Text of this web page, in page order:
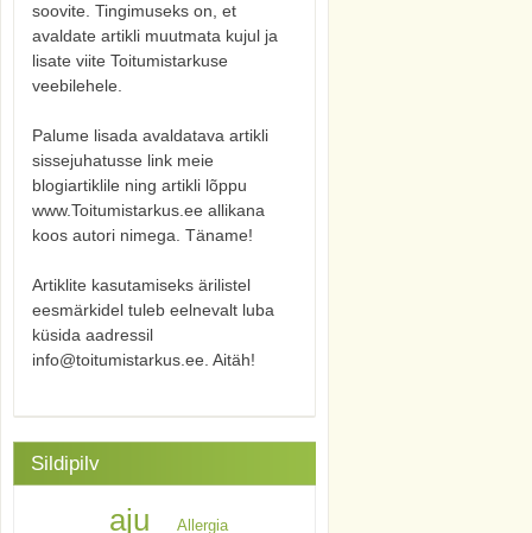
soovite. Tingimuseks on, et
avaldate artikli muutmata kujul ja
lisate viite Toitumistarkuse
veebilehele.
Palume lisada avaldatava artikli
sissejuhatusse link meie
blogiartiklile ning artikli lõppu
www.Toitumistarkus.ee allikana
koos autori nimega. Täname!
Artiklite kasutamiseks ärilistel
eesmärkidel tuleb eelnevalt luba
küsida aadressil
info@toitumistarkus.ee. Aitäh!
Sildipilv
aju Allergia